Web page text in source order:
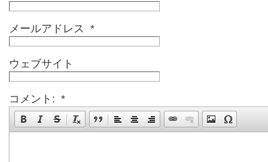
メールアドレス *
ウェブサイト
コメント: *